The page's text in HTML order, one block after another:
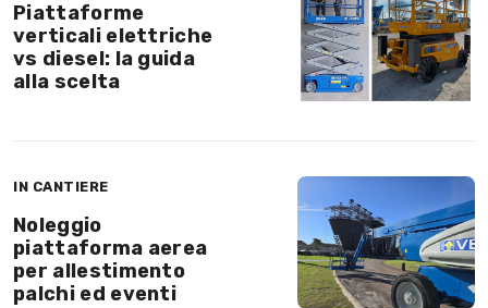
Piattaforme
verticali elettriche
vs diesel: la guida
alla scelta
IN CANTIERE
Noleggio
piattaforma aerea
per allestimento
palchi ed eventi